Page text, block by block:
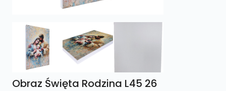
Obraz Święta Rodzina L45 26